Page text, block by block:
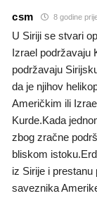
csm 8 godine
U Siriji se stvari
Izrael podržavaju
podržavaju
da je njihov
Američkim ili
Kurde.Kada
zbog zračne
bliskom
iz Sirije i
saveznika